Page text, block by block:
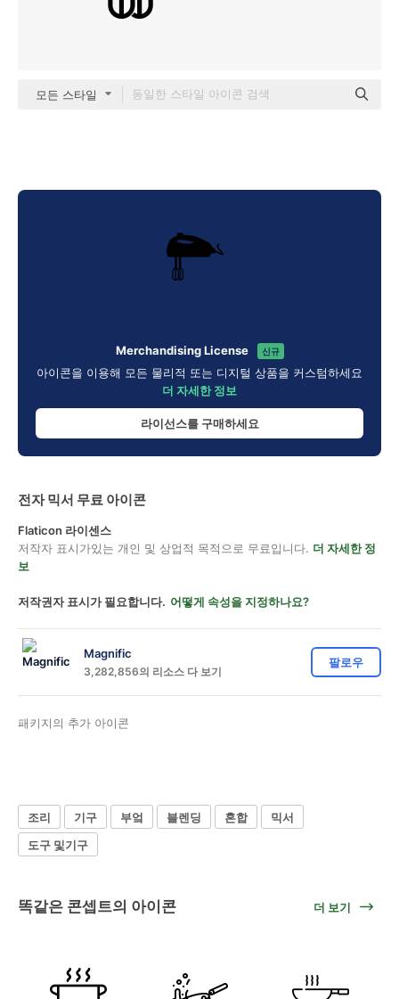
모든 스타일
Merchandising License 신규
아이콘을 이용해 모든 물리적 또는 디지털 상품을 커스텀하세요
더 자세한 정보
라이선스를 구매하세요
전자 믹서 무료 아이콘
Flaticon 라이센스
저작자 표시가있는 개인 및 상업적 목적으로 무료입니다. 더 자세한 정
보
저작권자 표시가 필요합니다. 어떻게 속성을 지정하나요?
Magnific
3,282,856의 리소스 다 보기
팔로우
패키지의 추가 아이콘
조리 기구 부엌 블렌딩 혼합
믹서
도구 및기구
똑같은 콘셉트의 아이콘 더 보기